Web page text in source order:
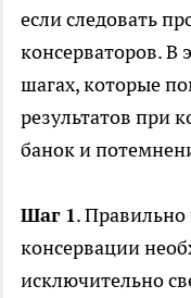
если следовать
консерваторов. В
шагах, которые
результатов при
банок и
Шаг 1.
консервации
исключительно